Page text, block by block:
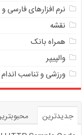
نرم افزارهای فارسی و
نقشه
همراه بانک
والپیپر
ورزشی و تناسب اندام
جدیدترین